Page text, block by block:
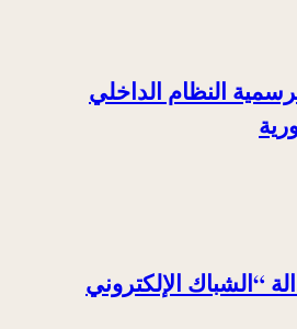
النظام الداخلي
“الشباك الإلكتروني